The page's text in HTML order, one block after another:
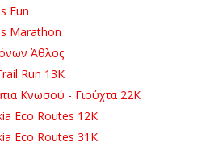
Fun
Marathon
Άθλος
Run 13K
Κνωσού - Γιούχτα 22Κ
Eco Routes 12K
Eco Routes 31K